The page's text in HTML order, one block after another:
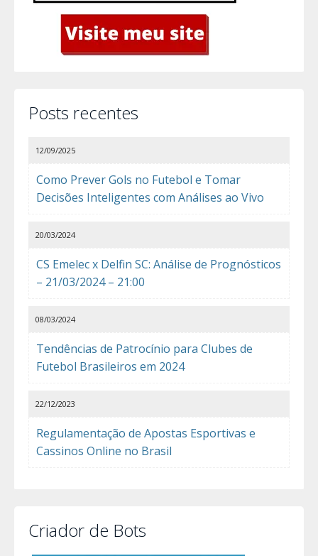
Posts recentes
Como Prever Gols no Futebol e Tomar
Decisões Inteligentes com Análises ao Vivo
12/09/2025
CS Emelec x Delfin SC: Análise de Prognósticos
– 21/03/2024 – 21:00
20/03/2024
Tendências de Patrocínio para Clubes de
Futebol Brasileiros em 2024
08/03/2024
Regulamentação de Apostas Esportivas e
Cassinos Online no Brasil
22/12/2023
Criador de Bots